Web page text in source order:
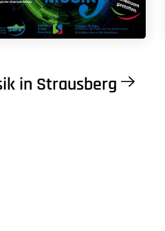
in Strausberg